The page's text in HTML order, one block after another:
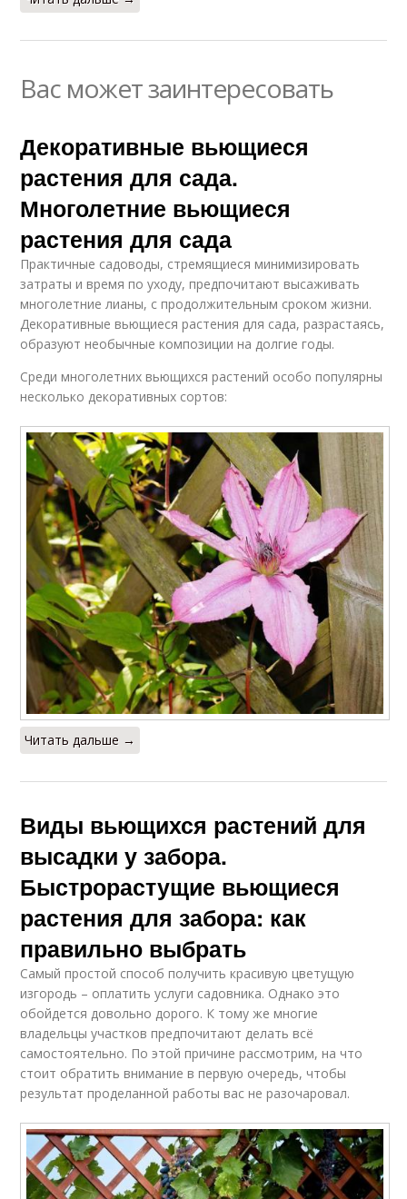
Вас может заинтересовать
Декоративные вьющиеся
растения для сада.
Многолетние вьющиеся
растения для сада
Практичные садоводы, стремящиеся минимизировать
затраты и время по уходу, предпочитают высаживать
многолетние лианы, с продолжительным сроком жизни.
Декоративные вьющиеся растения для сада, разрастаясь,
образуют необычные композиции на долгие годы.
Среди многолетних вьющихся растений особо популярны
несколько декоративных сортов:
Читать дальше →
Виды вьющихся растений для
высадки у забора.
Быстрорастущие вьющиеся
растения для забора: как
правильно выбрать
Самый простой способ получить красивую цветущую
изгородь – оплатить услуги садовника. Однако это
обойдется довольно дорого. К тому же многие
владельцы участков предпочитают делать всё
самостоятельно. По этой причине рассмотрим, на что
стоит обратить внимание в первую очередь, чтобы
результат проделанной работы вас не разочаровал.